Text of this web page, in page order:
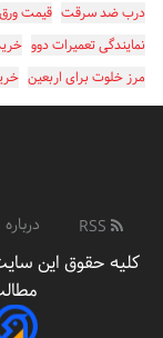
درب ضد سرقت قیمت
نمایندگی تعمیرات دوو
مرز خلوت برای اربعین
درباره
کلیه حقوق این